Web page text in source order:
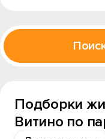
Подборки
Витино по